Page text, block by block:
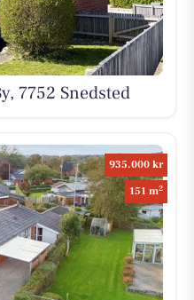
7752 Snedsted
935.000 kr
151 m2